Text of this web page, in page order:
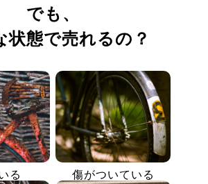
でも、
状態で売れるの？
る 傷がついている